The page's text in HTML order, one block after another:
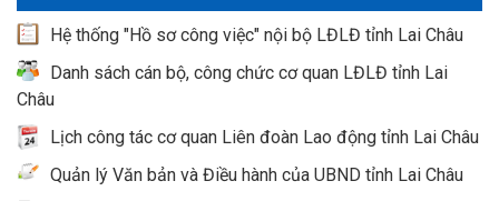
Hệ thống "Hồ sơ công việc" nội bộ LĐLĐ tỉnh Lai Châu
Danh sách cán bộ, công chức cơ quan LĐLĐ tỉnh Lai
Châu
Lịch công tác cơ quan Liên đoàn Lao động tỉnh Lai Châu
Quản lý Văn bản và Điều hành của UBND tỉnh Lai Châu